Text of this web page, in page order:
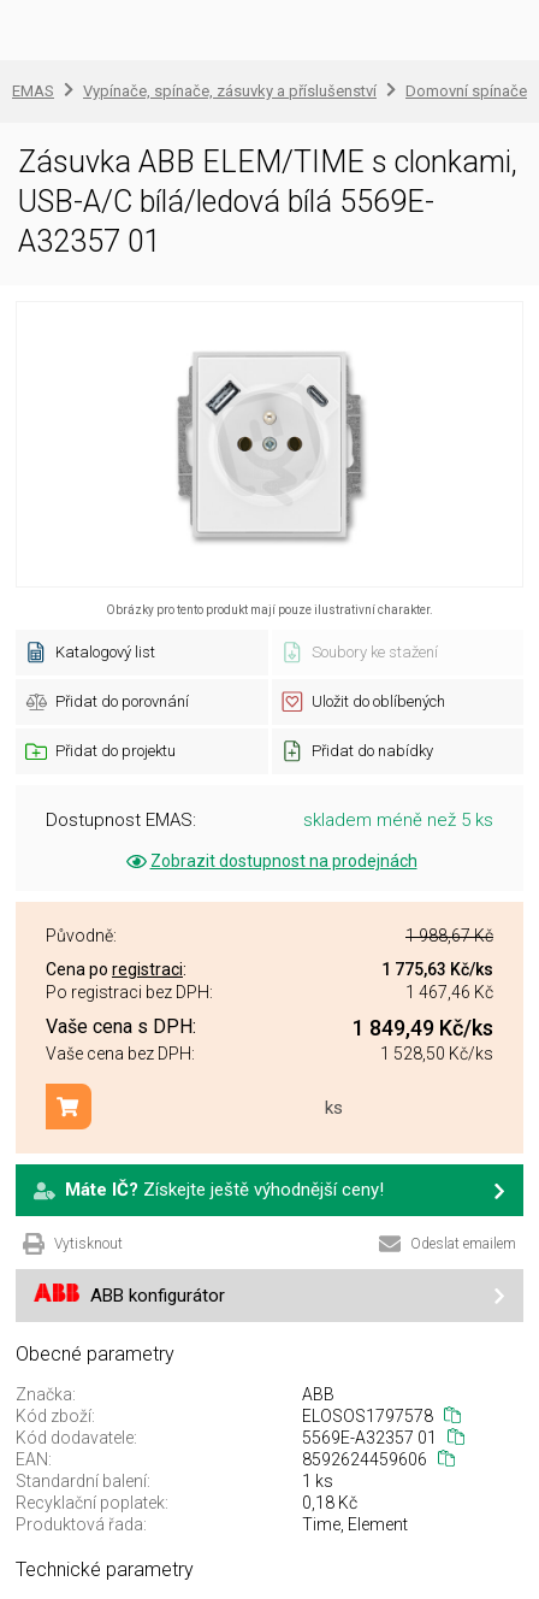
EMAS Vypínače, spínače, zásuvky a příslušenství Domovní spínače
Zásuvka ABB ELEM/TIME s clonkami,
USB-A/C bílá/ledová bílá 5569E-
A32357 01
Obrázky pro tento produkt mají pouze ilustrativní charakter.
Katalogový list Soubory ke stažení
Přidat do porovnání Uložit do oblíbených
Přidat do projektu Přidat do nabídky
Dostupnost EMAS: skladem méně než 5 ks
Zobrazit dostupnost na prodejnách
Původně:
1 988,67 Kč
Cena po registraci: 1 775,63 Kč/ks
Po registraci bez DPH:
1 467,46 Kč
Vaše cena s DPH: 1 849,49 Kč/ks
Vaše cena bez DPH: 1 528,50 Kč/ks
ks
Přidat do košíku
Máte IČ? Získejte ještě výhodnější ceny!
Vytisknout Odeslat emailem
ABB konfigurátor
Obecné parametry
Značka:
ABB
Kód zboží:
ELOSOS1797578
Kód dodavatele:
5569E-A32357 01
EAN:
8592624459606
Standardní balení:
1 ks
Recyklační poplatek:
0,18 Kč
Produktová řada:
Time, Element
Technické parametry